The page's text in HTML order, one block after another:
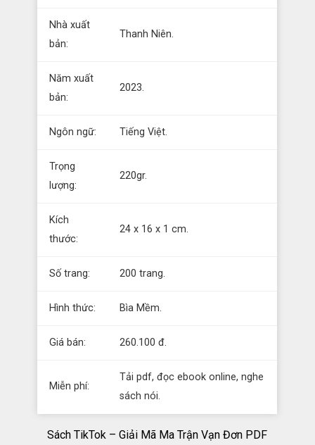
Nhà xuất
bản:
Thanh Niên.
Năm xuất
bản:
2023.
Ngôn ngữ: Tiếng Việt.
Trọng
lượng:
220gr.
Kích
thước:
24 x 16 x 1 cm.
Số trang: 200 trang.
Hình thức: Bìa Mềm.
Giá bán: 260.100 đ.
Miễn phí:
Tải pdf, đọc ebook online, nghe
sách nói.
Sách TikTok – Giải Mã Ma Trận Vạn Đơn PDF